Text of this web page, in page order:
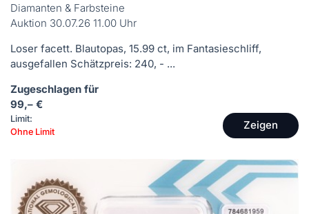
Diamanten & Farbsteine
Auktion 30.07.26 11.00 Uhr
Loser facett. Blautopas, 15.99 ct, im Fantasieschliff,
ausgefallen Schätzpreis: 240, - ...
Zugeschlagen für
99,– €
Limit:
Ohne Limit
Zeigen